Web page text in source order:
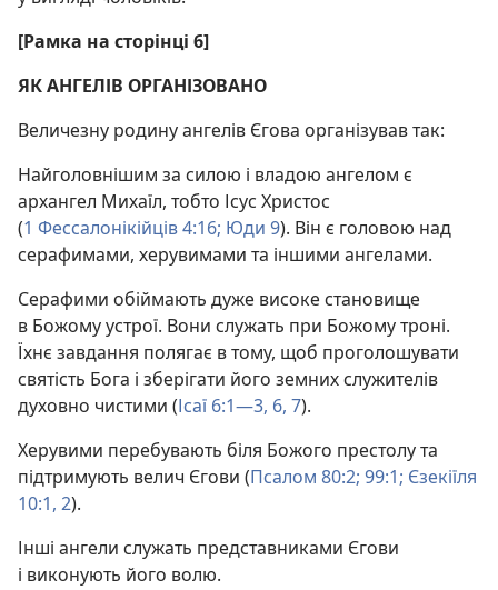
[Рамка на сторінці 6]
ЯК АНГЕЛІВ ОРГАНІЗОВАНО
Величезну родину ангелів Єгова організував так:
Найголовнішим за силою і владою ангелом є
архангел Михаїл, тобто Ісус Христос
(1 Фессалонікійців 4:16; Юди 9). Він є головою над
серафимами, херувимами та іншими ангелами.
Серафими обіймають дуже високе становище
в Божому устрої. Вони служать при Божому троні.
Їхнє завдання полягає в тому, щоб проголошувати
святість Бога і зберігати його земних служителів
духовно чистими (Ісаї 6:1—3, 6, 7).
Херувими перебувають біля Божого престолу та
підтримують велич Єгови (Псалом 80:2; 99:1; Єзекіїля
10:1, 2).
Інші ангели служать представниками Єгови
і виконують його волю.